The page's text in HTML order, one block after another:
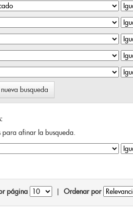
busqueda
para afinar la busqueda.
página Ordenar por